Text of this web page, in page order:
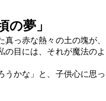
夢」
っ赤な熱々の土の塊が、
目には、それが魔法のよ
うかな」と、子供心に思っ